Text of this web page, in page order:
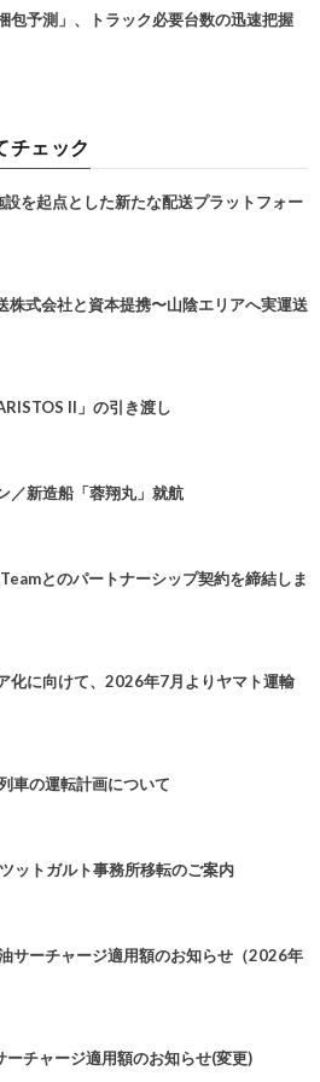
包予測」、トラック必要台数の迅速把握
チェック
を起点とした新たな配送プラットフォー
式会社と資本提携〜山陰エリアへ実運送
II」の引き渡し
／新造船「蓉翔丸」就航
とのパートナーシップ契約を締結しま
化に向けて、2026年7月よりヤマト運輸
車の運転計画について
ットガルト事務所移転のご案内
サーチャージ適用額のお知らせ（2026年
チャージ適用額のお知らせ(変更)